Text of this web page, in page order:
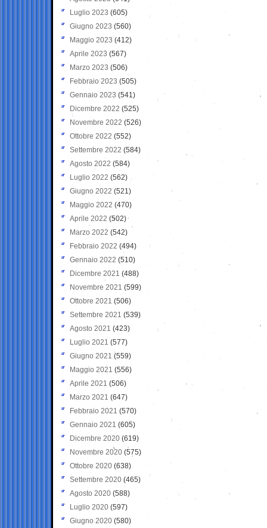
Luglio 2023 (605)
Giugno 2023 (560)
Maggio 2023 (412)
Aprile 2023 (567)
Marzo 2023 (506)
Febbraio 2023 (505)
Gennaio 2023 (541)
Dicembre 2022 (525)
Novembre 2022 (526)
Ottobre 2022 (552)
Settembre 2022 (584)
Agosto 2022 (584)
Luglio 2022 (562)
Giugno 2022 (521)
Maggio 2022 (470)
Aprile 2022 (502)
Marzo 2022 (542)
Febbraio 2022 (494)
Gennaio 2022 (510)
Dicembre 2021 (488)
Novembre 2021 (599)
Ottobre 2021 (506)
Settembre 2021 (539)
Agosto 2021 (423)
Luglio 2021 (577)
Giugno 2021(559)
Maggio 2021 (556)
Aprile 2021 (506)
Marzo 2021 (647)
Febbraio 2021 (570)
Gennaio 2021 (605)
Dicembre 2020 (619)
Novembre 2020 (575)
Ottobre 2020 (638)
Settembre 2020(465)
Agosto 2020 (588)
Luglio 2020 (597)
Giugno 2020 (580)